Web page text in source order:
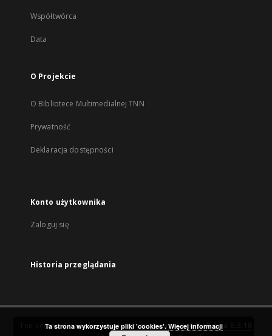
Współtwórca
Data
O Projekcie
O Bibliotece Multimedialnej TNN
Prywatność
Deklaracja dostępności
Konto użytkownika
Zaloguj się
Historia przeglądania
Ten serwis działa dzięki oprogramowaniuDInGO dLibra 6.3.18
Ta strona wykorzystuje pliki 'cookies'. Więcej informacji